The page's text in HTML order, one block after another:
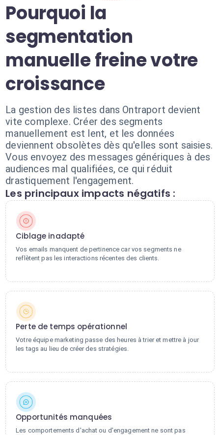
Pourquoi la
segmentation
manuelle freine votre
croissance
La gestion des listes dans Ontraport devient
vite complexe. Créer des segments
manuellement est lent, et les données
deviennent obsolètes dès qu'elles sont saisies.
Vous envoyez des messages génériques à des
audiences mal qualifiées, ce qui réduit
drastiquement l'engagement.
Les principaux impacts négatifs :
Ciblage inadapté
Vos emails manquent de pertinence car vos segments ne
reflètent pas les interactions récentes des clients.
Perte de temps opérationnel
Votre équipe marketing passe des heures à trier et mettre à jour
les tags au lieu de créer des stratégies.
Opportunités manquées
Les comportements d'achat ou d'engagement ne sont pas